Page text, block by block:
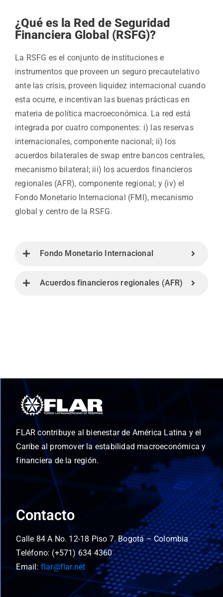
¿Qué es la Red de Seguridad
Financiera Global (RSFG)?
La RSFG es el conjunto de instituciones e
instrumentos que proveen un seguro precautelativo
ante las crisis, proveen liquidez internacional cuando
esta ocurre, e incentivan las buenas prácticas en
materia de política macroeconómica. La red está
integrada por cuatro componentes: i) las reservas
internacionales, componente nacional; ii) los
acuerdos bilaterales de swap entre bancos centrales,
mecanismo bilateral; iii) los acuerdos financieros
regionales (AFR), componente regional; y (iv) el
Fondo Monetario Internacional (FMI), mecanismo
global y centro de la RSFG.
Fondo Monetario Internacional
Acuerdos financieros regionales (AFR)
FLAR contribuye al bienestar de América Latina y el
Caribe al promover la estabilidad macroeconómica y
financiera de la región.
Contacto
Calle 84 A No. 12-18 Piso 7. Bogotá – Colombia
Teléfono: (+571) 634 4360
Email: flar@flar.net